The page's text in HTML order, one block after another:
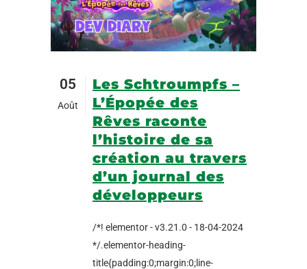
05
Août
Les Schtroumpfs –
L’Épopée des
Rêves raconte
l’histoire de sa
création au travers
d’un journal des
développeurs
/*! elementor - v3.21.0 - 18-04-2024
*/.elementor-heading-
title{padding:0;margin:0;line-